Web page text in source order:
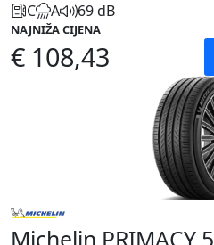
C A 69 dB
NAJNIŽA CIJENA
€ 108,43
Michelin PRIMACY 5